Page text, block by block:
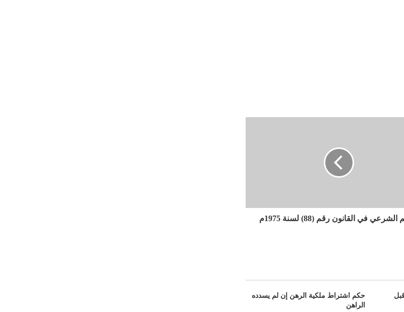
الشرعي في القانون رقم (88) لسنة 1975م
حكم اشتراط ملكية الرهن إن لم يسدده
الراهن